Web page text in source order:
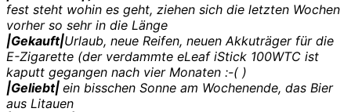
fest steht wohin es geht, ziehen sich die letzten Wochen
vorher so sehr in die Länge
|Gekauft|Urlaub, neue Reifen, neuen Akkuträger für die
E-Zigarette (der verdammte eLeaf iStick 100WTC ist
kaputt gegangen nach vier Monaten :-( )
|Geliebt| ein bisschen Sonne am Wochenende, das Bier
aus Litauen